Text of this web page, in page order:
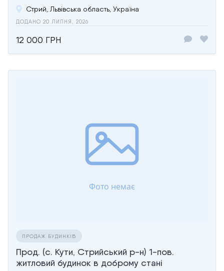
Стрий, Львівська область, Україна
ДОДАНО 20 ЛИПНЯ, 2026
12 000 ГРН
ПРОДАЖ БУДИНКІВ
Прод. (с. Кути, Стрийський р-н) 1-пов.
житловий будинок в доброму стані